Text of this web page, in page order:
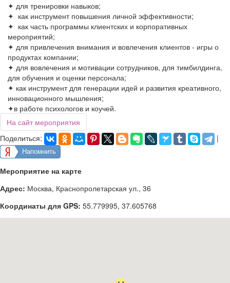
✦ для тренировки навыков;
✦ как инструмент повышения личной эффективности;
✦ как часть программы клиентских и корпоративных
мероприятий;
✦ для привлечения внимания и вовлечения клиентов - игры о
продуктах компании;
✦ для вовлечения и мотивации сотрудников, для тимбилдинга,
для обучения и оценки персонала;
✦ как инструмент для генерации идей и развития креативного,
инновационного мышления;
✦в работе психологов и коучей.
На сайт мероприятия
Поделиться:
|
Напомнить
Мероприятие на карте
Адрес: Москва, Краснопролетарская ул., 36
Координаты для GPS: 55.779995, 37.605768